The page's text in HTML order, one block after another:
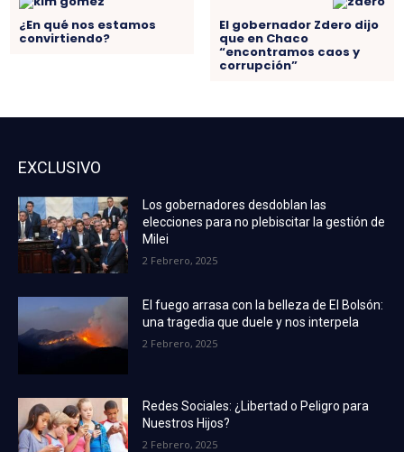
¿En qué nos estamos
convirtiendo?
El gobernador Zdero dijo
que en Chaco
“encontramos caos y
corrupción”
EXCLUSIVO
Los gobernadores desdoblan las
elecciones para no plebiscitar la gestión de
Milei
2 Febrero, 2025
El fuego arrasa con la belleza de El Bolsón:
una tragedia que duele y nos interpela
2 Febrero, 2025
Redes Sociales: ¿Libertad o Peligro para
Nuestros Hijos?
2 Febrero, 2025